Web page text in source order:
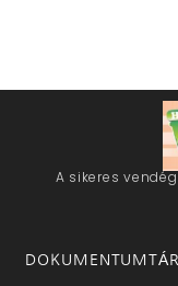
A sikeres
DOKUMENTUMTÁR